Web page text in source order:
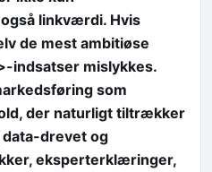
linkværdi. Hvis
de mest ambitiøse
indsatser mislykkes.
som
der naturligt tiltrækker
drevet og
eksperterklæringer,